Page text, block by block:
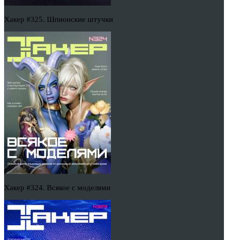
Хакер #325. Шпионские штучки
Хакер #324. Всякое с моделями